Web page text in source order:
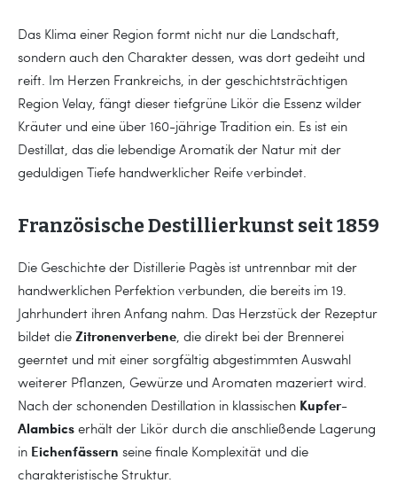
Das Klima einer Region formt nicht nur die Landschaft,
sondern auch den Charakter dessen, was dort gedeiht und
reift. Im Herzen Frankreichs, in der geschichtsträchtigen
Region Velay, fängt dieser tiefgrüne Likör die Essenz wilder
Kräuter und eine über 160-jährige Tradition ein. Es ist ein
Destillat, das die lebendige Aromatik der Natur mit der
geduldigen Tiefe handwerklicher Reife verbindet.
Französische Destillierkunst seit 1859
Die Geschichte der Distillerie Pagès ist untrennbar mit der
handwerklichen Perfektion verbunden, die bereits im 19.
Jahrhundert ihren Anfang nahm. Das Herzstück der Rezeptur
bildet die Zitronenverbene, die direkt bei der Brennerei
geerntet und mit einer sorgfältig abgestimmten Auswahl
weiterer Pflanzen, Gewürze und Aromaten mazeriert wird.
Nach der schonenden Destillation in klassischen Kupfer-
Alambics erhält der Likör durch die anschließende Lagerung
in Eichenfässern seine finale Komplexität und die
charakteristische Struktur.